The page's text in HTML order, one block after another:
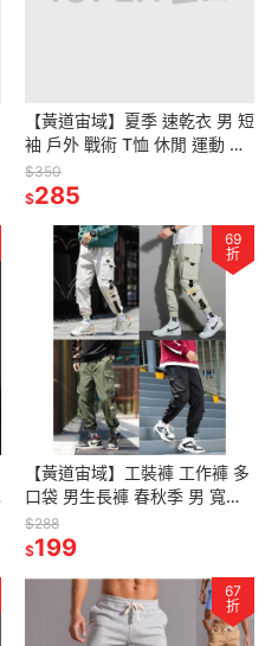
【黃道宙域】夏季 速乾衣 男 短
袖 戶外 戰術 T恤 休閒 運動 修
身 透氣 圓領 跑步 健身 上衣
$350
$285
69
折
【黃道宙域】工裝褲 工作褲 多
口袋 男生長褲 春秋季 男 寬鬆
簡約 束腳 男士 休閒 褲子 韓版
潮流 百搭 IG
$288
$199
67
折